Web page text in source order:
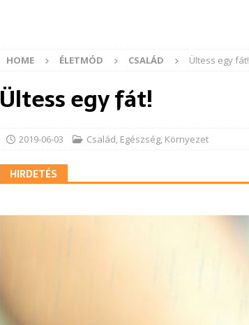
HOME ÉLETMÓD CSALÁD Ültess egy fát!
Ültess egy fát!
2019-06-03 Család, Egészség, Környezet
HIRDETÉS